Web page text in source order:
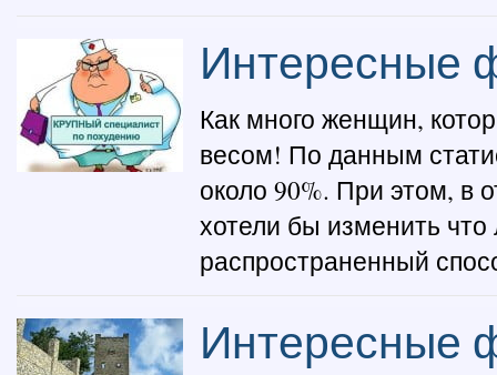
Интересные
Как много женщин,
весом! По данным
около 90%. При этом, в
хотели бы изменить
распространенный
Интересные